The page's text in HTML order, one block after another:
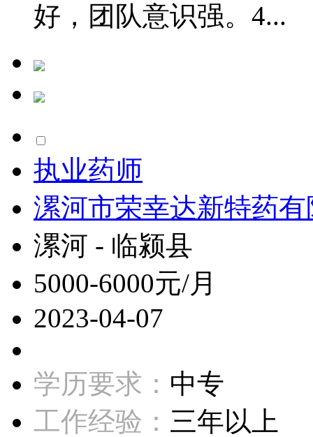
好，团队意识强。4...
执业药师
漯河市荣幸达新特药
漯河 - 临颍县
5000-6000元/月
2023-04-07
学历要求： 中专
工作经验： 三年以上